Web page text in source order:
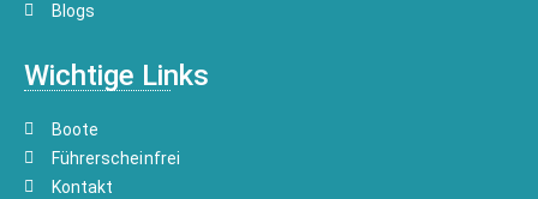
Blogs
Wichtige Links
Boote
Führerscheinfrei
Kontakt